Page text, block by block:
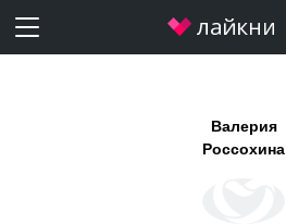
Валерия
Россохина